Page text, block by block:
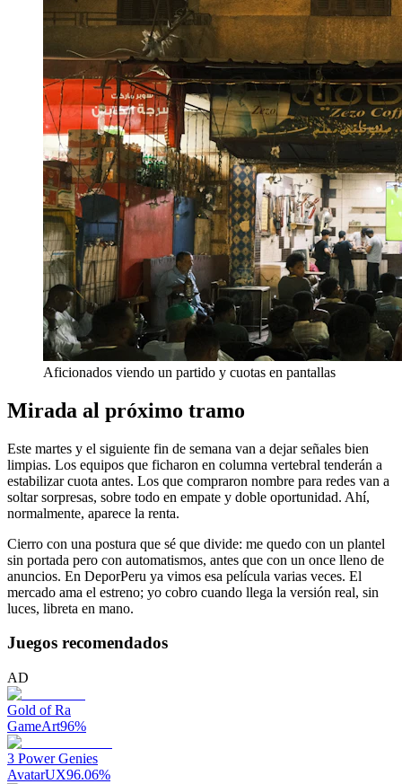
Aficionados viendo un partido y cuotas en pantallas
Mirada al próximo tramo
Este martes y el siguiente fin de semana van a dejar señales bien
limpias. Los equipos que ficharon en columna vertebral tenderán a
estabilizar cuota antes. Los que compraron nombre para redes van a
soltar sorpresas, sobre todo en empate y doble oportunidad. Ahí,
normalmente, aparece la renta.
Cierro con una postura que sé que divide: me quedo con un plantel
sin portada pero con automatismos, antes que con un once lleno de
anuncios. En DeporPeru ya vimos esa película varias veces. El
mercado ama el estreno; yo cobro cuando llega la versión real, sin
luces, libreta en mano.
Juegos recomendados
AD
Gold of Ra
GameArt96%
3 Power Genies
AvatarUX96.06%